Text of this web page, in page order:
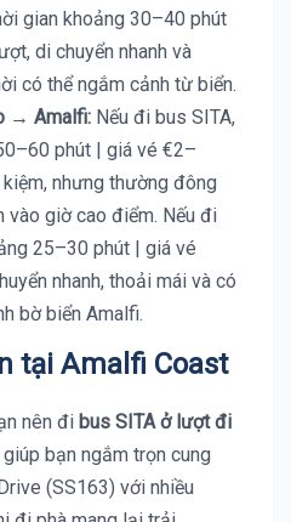
gian khoảng 30–40 phút
di chuyển nhanh và
có thể ngắm cảnh từ biển.
→ Amalfi: Nếu đi bus SITA,
phút | giá vé €2–
nhưng thường đông
vào giờ cao điểm. Nếu đi
25–30 phút | giá vé
nhanh, thoải mái và có
bờ biển Amalfi.
tại Amalfi Coast
nên đi bus SITA ở lượt đi
bạn ngắm trọn cung
(SS163) với nhiều